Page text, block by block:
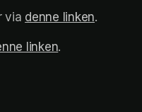
via denne linken(opens
.
linken(opens in a
.